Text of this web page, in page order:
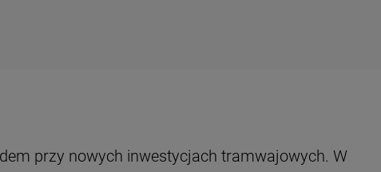
przy nowych inwestycjach tramwajowych. W